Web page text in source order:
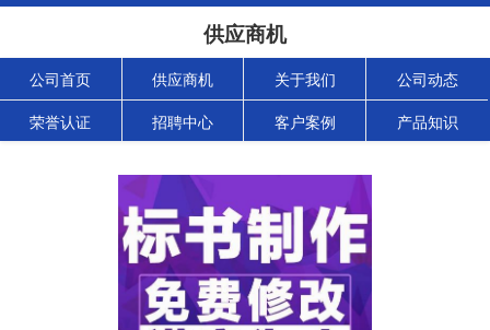
供应商机
公司首页 供应商机 关于我们 公司动态
荣誉认证 招聘中心 客户案例 产品知识